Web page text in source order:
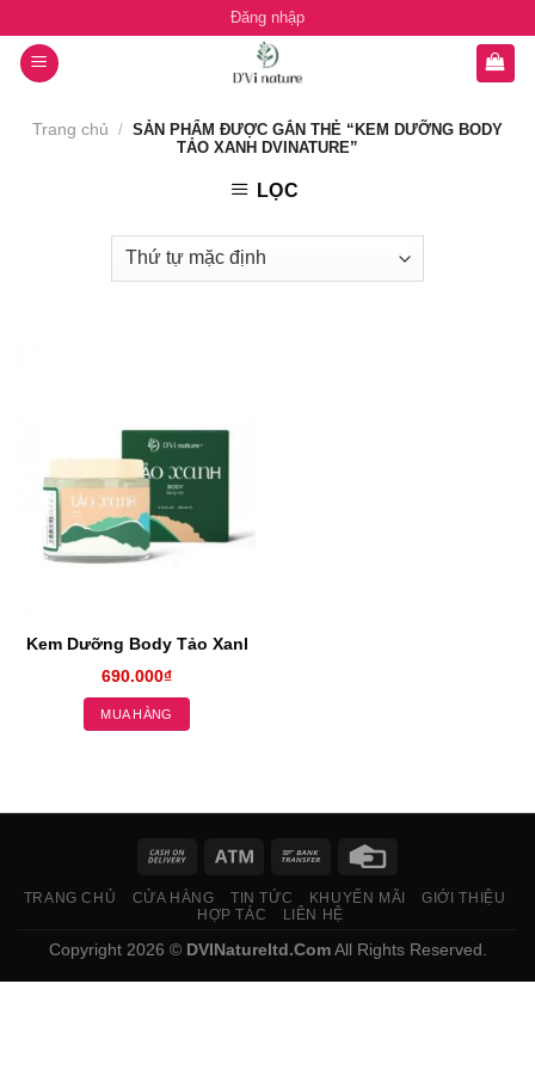
đến
nội
Đăng nhập
Trang chủ / SẢN PHẨM ĐƯỢC GẮN THẺ “KEM DƯỠNG BODY
TẢO XANH DVINATURE”
LỌC
Kem Dưỡng Body Tảo Xanh
690.000₫
MUA HÀNG
TRANG CHỦ CỬA HÀNG TIN TỨC KHUYẾN MÃI
GIỚI THIỆU
HỢP TÁC
LIÊN HỆ
Copyright 2026 © DVINatureltd.ComAll Rights Reserved.